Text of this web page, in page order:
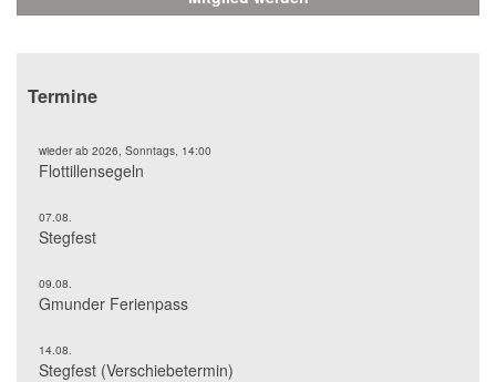
Termine
wieder ab 2026, Sonntags, 14:00
Flottillensegeln
07.08.
Stegfest
09.08.
Gmunder Ferienpass
14.08.
Stegfest (Verschiebetermin)